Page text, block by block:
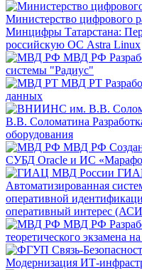
Министерство цифрового
Минцифры Татарстана:
российскую ОС Astra Linux
МВД РФ
системы "Радиус"
МВД РТ
данных
В.В. Соломатина
оборудования
МВД РФ
СУБД Oracle и ИС
Автоматизированная
оперативной
оперативный интерес
МВД РФ
теоретического экзамена
Модернизация ИТ-